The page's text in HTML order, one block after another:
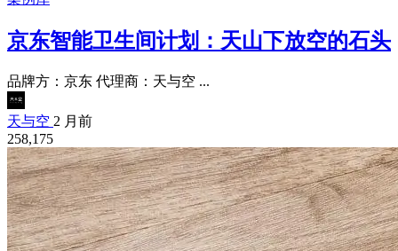
京东智能卫生间计划：天山下放空的石头
品牌方：京东 代理商：天与空 ...
天与空 2 月前
258,175